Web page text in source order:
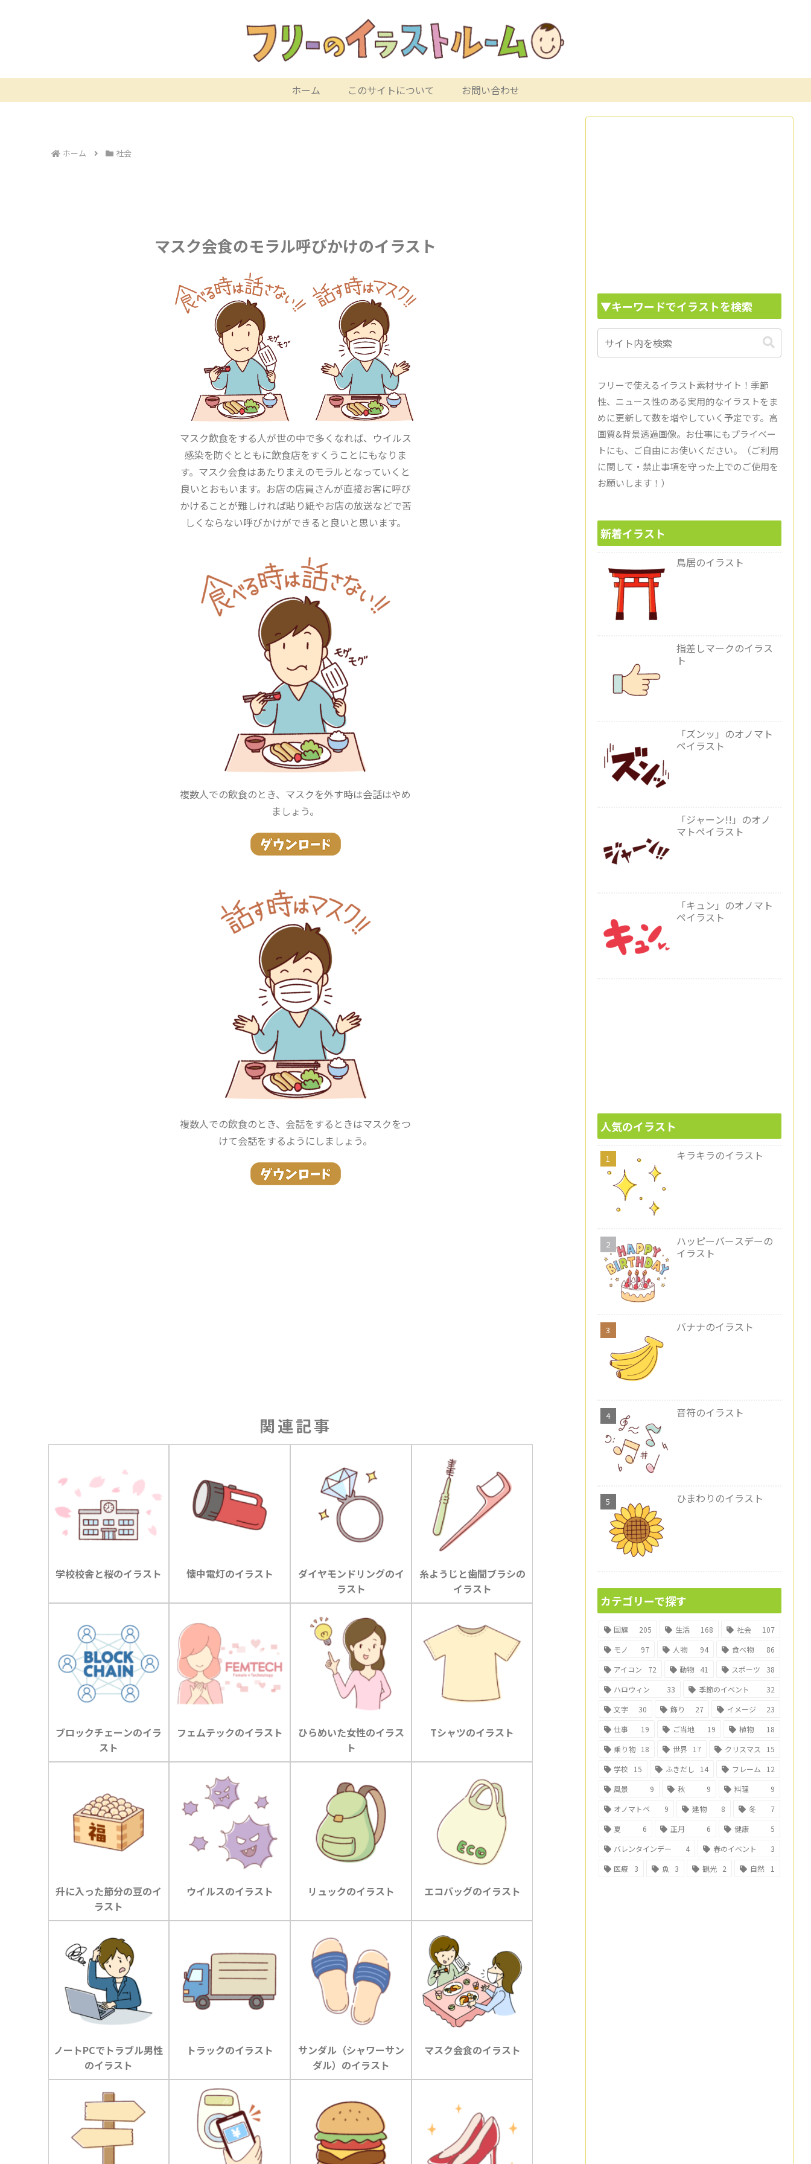
ホーム このサイトについて お問い合わせ
ホーム 社会
マスク会食のモラル呼びかけのイラスト
マスク飲食をする人が世の中で多くなれば、ウイルス
感染を防ぐとともに飲食店をすくうことにもなりま
す。マスク会食はあたりまえのモラルとなっていくと
良いとおもいます。お店の店員さんが直接お客に呼び
かけることが難しければ貼り紙やお店の放送などで苦
しくならない呼びかけができると良いと思います。
複数人での飲食のとき、マスクを外す時は会話はやめ
ましょう。
複数人での飲食のとき、会話をするときはマスクをつ
けて会話をするようにしましょう。
関連記事
学校校舎と桜のイラスト 懐中電灯のイラスト
ダイヤモンドリングのイ
ラスト
糸ようじと歯間ブラシの
イラスト
ブロックチェーンのイラ
スト
フェムテックのイラスト
ひらめいた女性のイラス
ト
Tシャツのイラスト
升に入った節分の豆のイ
ラスト
ウイルスのイラスト リュックのイラスト エコバッグのイラスト
ノートPCでトラブル男性
のイラスト
トラックのイラスト
サンダル（シャワーサン
ダル）のイラスト
マスク会食のイラスト
▼キーワードでイラストを検索
フリーで使えるイラスト素材サイト！季節
性、ニュース性のある実用的なイラストをま
めに更新して数を増やしていく予定です。高
画質&背景透過画像。お仕事にもプライベー
トにも、ご自由にお使いください。（ご利用
に関して・禁止事項を守った上でのご使用を
お願いします！）
新着イラスト
鳥居のイラスト
指差しマークのイラス
ト
「ズンッ」のオノマト
ペイラスト
「ジャーン!!」のオノ
マトペイラスト
「キュン」のオノマト
ペイラスト
人気のイラスト
キラキラのイラスト
ハッピーバースデーの
イラスト
バナナのイラスト
音符のイラスト
ひまわりのイラスト
カテゴリーで探す
国旗 205 生活 168 社会
107
モノ
97 人物 94 食べ物
86
アイコン
72 動物 41 スポーツ
38
ハロウィン
33 季節のイベント
32
文字
30 飾り 27 イメージ
23
仕事
19 ご当地 19 植物
18
乗り物 18 世界 17 クリスマス
15
学校
15 ふきだし 14 フレーム
12
風景
9 秋 9 料理
9
オノマトペ
9 建物 8 冬
7
夏
6 正月 6 健康
5
バレンタインデー
4 春のイベント
3
医療
3 魚 3 観光 2 自然 1